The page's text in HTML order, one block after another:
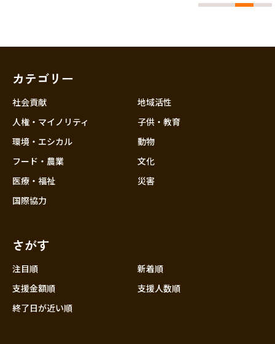
カテゴリー
社会貢献
人権・マイノリティ
環境・エシカル
フード・農業
医療・福祉
国際協力
地域活性
子供・教育
動物
文化
災害
さがす
注目順
新着順
支援金額順
支援人数順
終了日が近い順